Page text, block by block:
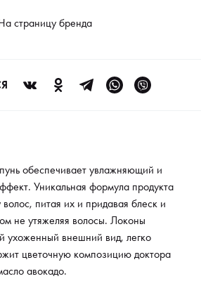
цветочную композицию доктора
авокадо.
страницу бренда
обеспечивает увлажняющий и
Уникальная формула продукта
волос, питая их и придавая блеск и
не утяжеляя волосы. Локоны
ухоженный внешний вид, легко
цветочную композицию доктора
авокадо.